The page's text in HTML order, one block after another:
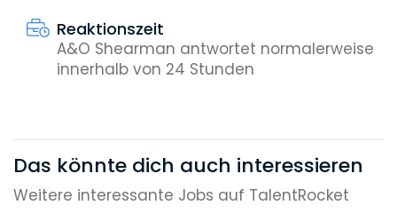
Reaktionszeit
A&O Shearman antwortet normalerweise
innerhalb von 24 Stunden
Das könnte dich auch interessieren
Weitere interessante Jobs auf TalentRocket